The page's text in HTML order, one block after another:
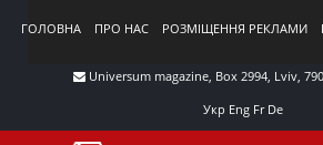
ГОЛОВНА ПРО НАС РОЗМІЩЕННЯ РЕКЛАМИ
Universum magazine, Box 2994, Lviv,
Укр Eng Fr De